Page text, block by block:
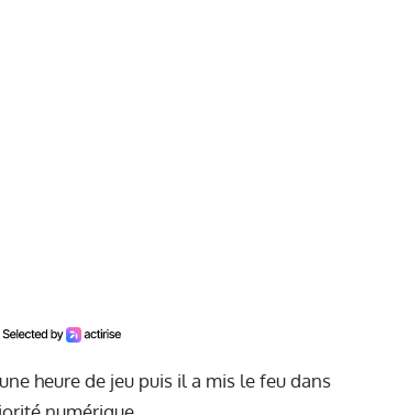
heure de jeu puis il a mis le feu dans